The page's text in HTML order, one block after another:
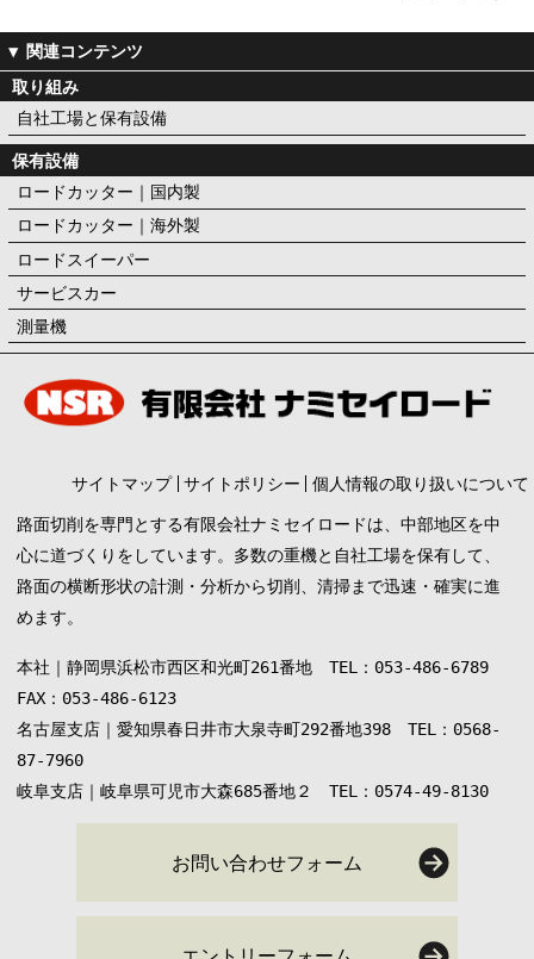
取り組み
自社工場と保有設備
保有設備
ロードカッター｜国内製
ロードカッター｜海外製
ロードスイーパー
サービスカー
測量機
サイトマップ サイトポリシー 個人情報の取り扱いについて
路面切削を専門とする有限会社ナミセイロードは、中部地区を中
心に道づくりをしています。多数の重機と自社工場を保有して、
路面の横断形状の計測・分析から切削、清掃まで迅速・確実に進
めます。
本社｜静岡県浜松市西区和光町261番地 TEL：053-486-6789
FAX：053-486-6123
名古屋支店｜愛知県春日井市大泉寺町292番地398 TEL：0568-
87-7960
岐阜支店｜岐阜県可児市大森685番地２ TEL：0574-49-8130
お問い合わせフォーム